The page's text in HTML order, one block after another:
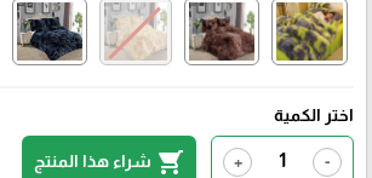
اختر الكمية
-
+
shopping_cart شراء هذا المنتج